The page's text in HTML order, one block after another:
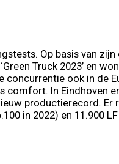
Op basis van
Truck 2023’ en
concurrentie ook in de
comfort. In Eindhoven
productierecord. Er
in 2022) en 11.900